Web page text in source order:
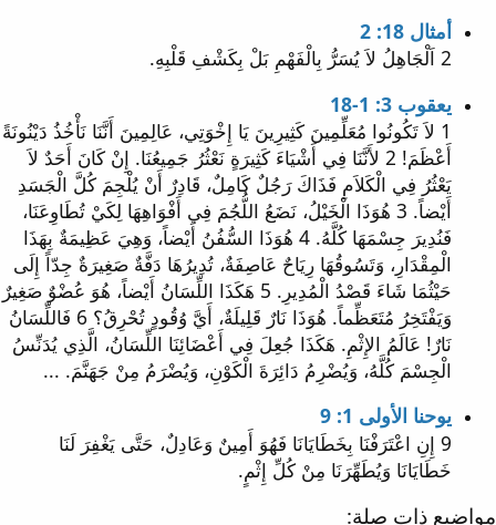
أمثال 18: 2
2 اَلْجَاهِلُ لاَ يُسَرُّ بِالْفَهْمِ بَلْ بِكَشْفِ قَلْبِهِ.
يعقوب 3: 1-18
1 لاَ تَكُونُوا مُعَلِّمِينَ كَثِيرِينَ يَا إِخْوَتِي، عَالِمِينَ أَنَّنَا نَأْخُذُ دَيْنُونَةً
أَعْظَمَ! 2 لأَنَّنَا فِي أَشْيَاءَ كَثِيرَةٍ نَعْثُرُ جَمِيعُنَا. إِنْ كَانَ أَحَدٌ لاَ
يَعْثُرُ فِي الْكَلاَمِ فَذَاكَ رَجُلٌ كَامِلٌ، قَادِرٌ أَنْ يُلْجِمَ كُلَّ الْجَسَدِ
أَيْضاً. 3 هُوَذَا الْخَيْلُ، نَضَعُ اللُّجُمَ فِي أَفْوَاهِهَا لِكَيْ تُطَاوِعَنَا،
فَنُدِيرَ جِسْمَهَا كُلَّهُ. 4 هُوَذَا السُّفُنُ أَيْضاً، وَهِيَ عَظِيمَةٌ بِهَذَا
الْمِقْدَارِ، وَتَسُوقُهَا رِيَاحٌ عَاصِفَةٌ، تُدِيرُهَا دَفَّةٌ صَغِيرَةٌ جِدّاً إِلَى
حَيْثُمَا شَاءَ قَصْدُ الْمُدِيرِ. 5 هَكَذَا اللِّسَانُ أَيْضاً، هُوَ عُضْوٌ صَغِيرٌ
وَيَفْتَخِرُ مُتَعَظِّماً. هُوَذَا نَارٌ قَلِيلَةٌ، أَيَّ وُقُودٍ تُحْرِقُ؟ 6 فَاللِّسَانُ
نَارٌ! عَالَمُ الإِثْمِ. هَكَذَا جُعِلَ فِي أَعْضَائِنَا اللِّسَانُ، الَّذِي يُدَنِّسُ
الْجِسْمَ كُلَّهُ، وَيُضْرِمُ دَائِرَةَ الْكَوْنِ، وَيُضْرَمُ مِنْ جَهَنَّمَ. ...
يوحنا الأولى 1: 9
9 إِنِ اعْتَرَفْنَا بِخَطَايَانَا فَهُوَ أَمِينٌ وَعَادِلٌ، حَتَّى يَغْفِرَ لَنَا
خَطَايَانَا وَيُطَهِّرَنَا مِنْ كُلِّ إِثْمٍ.
مواضيع ذات صلة: